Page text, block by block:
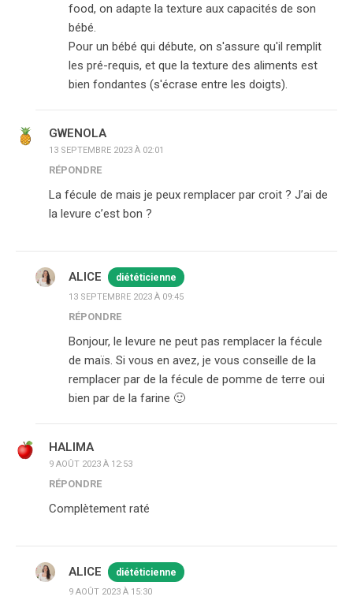
food, on adapte la texture aux capacités de son
bébé.
Pour un bébé qui débute, on s'assure qu'il remplit
les pré-requis, et que la texture des aliments est
bien fondantes (s'écrase entre les doigts).
GWENOLA
13 SEPTEMBRE 2023 À 02:01
RÉPONDRE
La fécule de mais je peux remplacer par croit ? J’ai de
la levure c’est bon ?
ALICE diététicienne
13 SEPTEMBRE 2023 À 09:45
RÉPONDRE
Bonjour, le levure ne peut pas remplacer la fécule
de maïs. Si vous en avez, je vous conseille de la
remplacer par de la fécule de pomme de terre oui
bien par de la farine 🙂
HALIMA
9 AOÛT 2023 À 12:53
RÉPONDRE
Complètement raté
ALICE diététicienne
9 AOÛT 2023 À 15:30